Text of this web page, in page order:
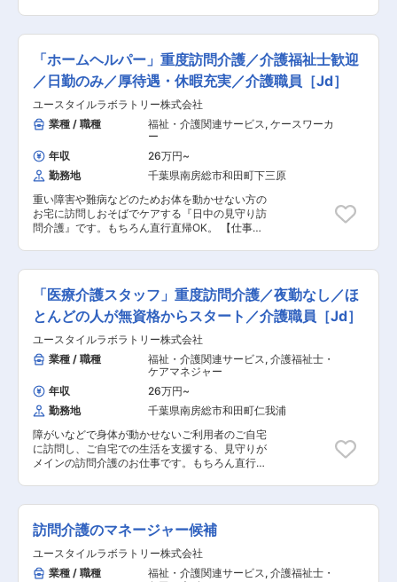
境を整えるお仕事を主にお願いします。 質問や相
談などを気軽に受けられる頼られる社員さんとし
ー・指導・育成・ケア ・ご家族との連絡 ・担当
者会議への出席 など ※詳細は面談時にお伝え
します ◎働いている人のほとんどが無資格・未経
験からスタート！！研修や仕事を覚えるまでは先
輩スタッフが同行するので安心！ ■━━━ 1日の
スケジュール例 ━━━□ 【日勤】 ◇9:00～／サ
ービス開始 ・ベットから車いすへの移乗 ・お食
事介助 ・外出援助など ◇13:00～／サービス記
録、終了 ＜休憩・次の利用者宅へ移動＞ ◇14:00
ービス記録、終了 ・直行直帰OK 【夜勤】
◇22:00～／サービス開始 ・就寝前後の身支
度ケア(歯磨き、お着換え 等) ・就寝中の体位交
換、痰吸引など ◇23:00～／ご利用者様就寝 ・
了 ・直行直帰OK ※担当する件数や、ご利用者様
によって時間・サービスは異なります。 ＊＊ こ
こがオススメ！！ ＊＊ 【POINT1：続けやすい
職場3種の神器】 厚待遇：賞与年2回はもちろん
有給休暇や完全週休二日制といった待遇も充実し
ています！ 職場環境：たくさんの人を一度にケア
する施設とは違い、お一人に寄り添いゆったりと
したオシゴト。また、関わるのはご利用者さんが
メインなので人間関係で悩むこともありません。
給与：「今は良いけど将来を考えたら今の給与だ
と難しいよな～」なんて思っていませんか？資格
の取得などで給与UPのチャンス多数。最短半年
で給与UPした方もいます。 【POINT2：資格無料
者養成研修統合課程」や「実務者研修」の取得が
可能です。 資格を取得すれば スタッフ → サービ
ーター → マネージャーになることも可能、上を
目指しやすい会社です♪
勤と夜勤月12回程度 ◎コーディネーター業務 一
緒にお仕事をするスタッフさんのシフト管理や教
育など働きやすい環境を整えるお仕事を主にお願
いします。 質問や相談などを気軽に受けられる頼
られる社員さんとして活躍してください！ ■介護
スタッフのフォロー・指導・育成・ケア ■ご家族
との連絡 ■担当者会議への出席 ■サービス提供管
理 ■スタッフのシフト作成 ■ご利用者様ごとのチ
ーム管理 ■非常勤スタッフの採用 など ◎ケア業
務 ■見守り・対話：状態の変化に気を配りながら
の安全管理 ■生活介助： 家事援助（洗濯、掃
除、料理など） ■身体介護： 起床・就寝・入
浴・食事の介助など ■医療的ケア： たんの吸
引、経管栄養（胃ろう・腸ろう） など ※詳細
は面談時にお伝えします ◎最初は先輩スタッフが
必ず同行し、業務の流れや注意点を徹底的に指導
「ホームヘルパー」重度訪問介護／介護福祉士歓迎
／日勤のみ／厚待遇・休暇充実／介護職員［Jd］
ユースタイルラボラトリー株式会社
業種 / 職種
福祉・介護関連サービス, ケースワーカ
ー
年収
26万円~
勤務地
千葉県南房総市和田町下三原
重い障害や難病などのためお体を動かせない方の
お宅に訪問しおそばでケアする『日中の見守り訪
問介護』です。もちろん直行直帰OK。 【仕事内
い、生命と生活を支える、障害福祉をメインとし
た訪問介護ケアのお仕事です。 ・生活介助： 家
事援助 ・身体介護： 入浴・食事の介助 ・外出時
の同行支援 ・介護記録の記入 ・医療的ケア： た
んの吸引、経管栄養 など ※詳細は面談時にお
伝えします ◎働いている人のほとんどが無資格・
未経験からスタート！！研修や仕事を覚えるまで
は先輩スタッフが同行するので安心！ ■━━━ 1
日のスケジュール例 ━━━□ ◇9:00～／サービス
開始 ・ベットから車いすへの移乗 ・お食事介助
・外出援助など ◇13:00～／サービス記録、終
了 ＜休憩・次の利用者宅へ移動＞ ◇14:00～／利
用者宅到着・サービス開始 ◇18:00～／サービス
記録、終了 ・直行直帰OK ※担当する件数や、ご
利用者様によって時間・サービスは異なります。
※介護保険サービスを提供する事業所の場合は家
得・続けやすい職場3種の神器／未来がある業種
＞ 【POINT1：続けやすい職場3種の神器】 厚待
遇：賞与年2回はもちろん有給休暇や完全週休二
日制といった待遇も充実しています！ 職場環境：
「医療介護スタッフ」重度訪問介護／夜勤なし／ほ
とんどの人が無資格からスタート／介護職員［Jd］
ユースタイルラボラトリー株式会社
業種 / 職種
福祉・介護関連サービス, 介護福祉士・
ケアマネジャー
年収
26万円~
勤務地
千葉県南房総市和田町仁我浦
障がいなどで身体が動かせないご利用者のご自宅
に訪問し、ご自宅での生活を支援する、見守りが
メインの訪問介護のお仕事です。もちろん直行直
生活のお手伝いなどもございます。 ・見守り ・
日常生活のお手伝い ・食事介助 ・介護記録の記
入 など ※詳細は面談時にお伝えします ◎働い
ている人のほとんどが無資格・未経験からスター
ト！！研修や仕事を覚えるまでは先輩スタッフが
同行するので安心！ ■━━━ 1日のスケジュール
訪問介護のマネージャー候補
ユースタイルラボラトリー株式会社
業種 / 職種
福祉・介護関連サービス, 介護福祉士・